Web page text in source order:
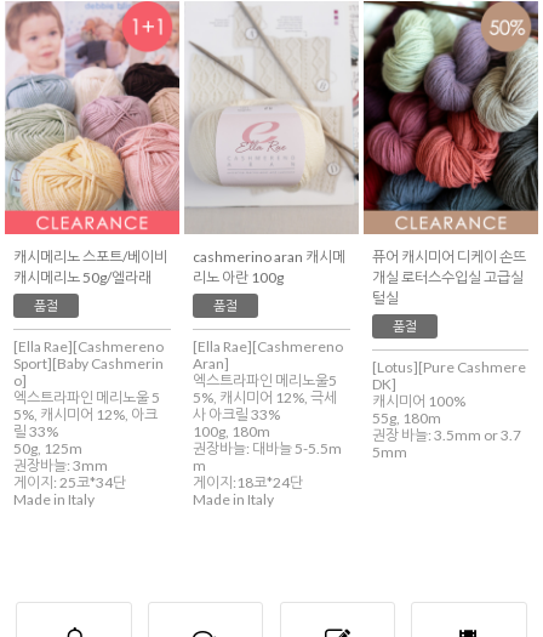
캐시메리노 스포트/베이비
캐시메리노 50g/엘라래
품절
[Ella Rae][Cashmereno
Sport][Baby Cashmerin
o]
엑스트라파인 메리노울 5
5%, 캐시미어 12%, 아크
릴 33%
50g, 125m
권장바늘: 3mm
게이지: 25코*34단
Made in Italy
cashmerino aran 캐시메
리노 아란 100g
품절
[Ella Rae][Cashmereno
Aran]
엑스트라파인 메리노울5
5%, 캐시미어 12%, 극세
사 아크릴 33%
100g, 180m
권장바늘: 대바늘 5-5.5m
m
게이지:18코*24단
Made in Italy
퓨어 캐시미어 디케이 손뜨
개실 로터스수입실 고급실
털실
품절
[Lotus][Pure Cashmere
DK]
캐시미어 100%
55g, 180m
권장 바늘: 3.5mm or 3.7
5mm